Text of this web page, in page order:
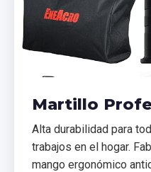
Martillo
Alta durabilidad para
trabajos en el hogar.
mango ergonómico